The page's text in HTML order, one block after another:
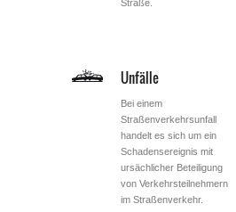
Straße.
Unfälle
Bei einem
Straßenverkehrsunfall
handelt es sich um ein
Schadensereignis mit
ursächlicher Beteiligung
von Verkehrsteilnehmern
im Straßenverkehr.